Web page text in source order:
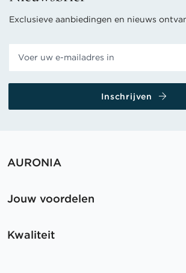
Exclusieve aanbiedingen en nieuws
Inschrijven
AURONIA
Jouw voordelen
Kwaliteit